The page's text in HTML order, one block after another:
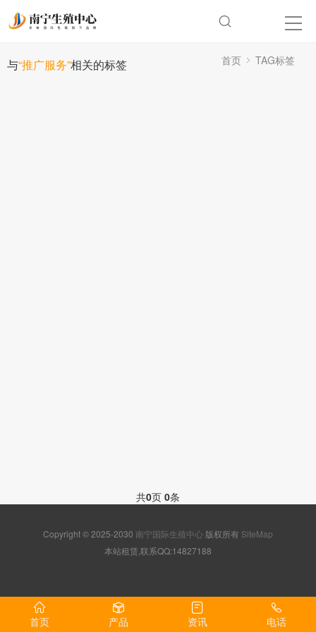
与“推广服务”相关的标签 首页 TAG标签
共0页 0条
Copyright © 2025-2030 南宁国际生殖中心 版权所有 SiteMap
本站租赁,联系QQ:14827188
首页 产品 资讯 电话